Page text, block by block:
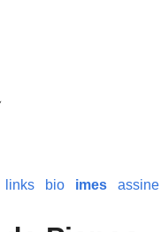
links bio imes assine